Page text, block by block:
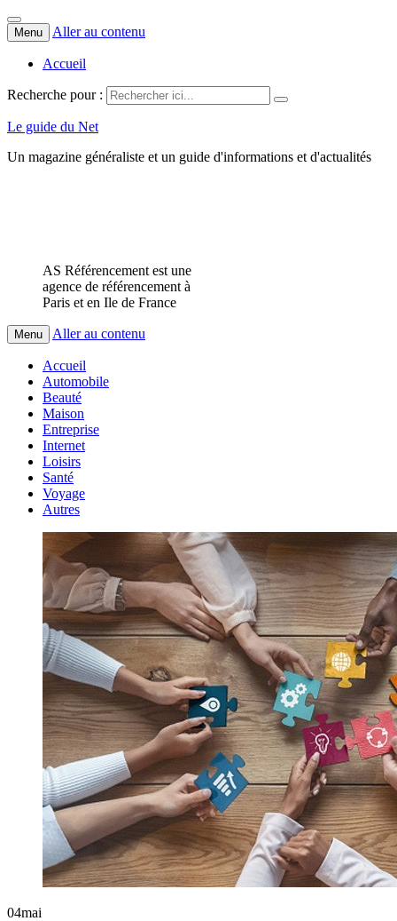
Menu Aller au contenu
Accueil
Recherche pour :
Le guide du Net
Un magazine généraliste et un guide d'informations et d'actualités
AS Référencement est une
agence de référencement à
Paris et en Ile de France
Menu Aller au contenu
Accueil
Automobile
Beauté
Maison
Entreprise
Internet
Loisirs
Santé
Voyage
Autres
04mai